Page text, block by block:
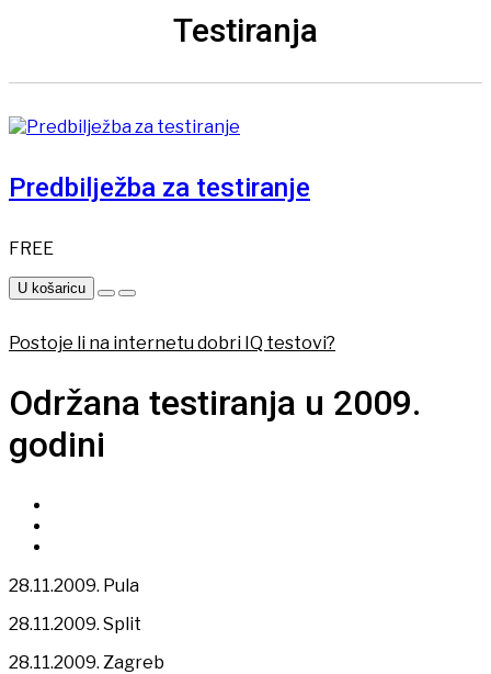
Testiranja
Predbilježba za testiranje
FREE
U košaricu
Postoje li na internetu dobri IQ testovi?
Održana testiranja u 2009.
godini
28.11.2009. Pula
28.11.2009. Split
28.11.2009. Zagreb